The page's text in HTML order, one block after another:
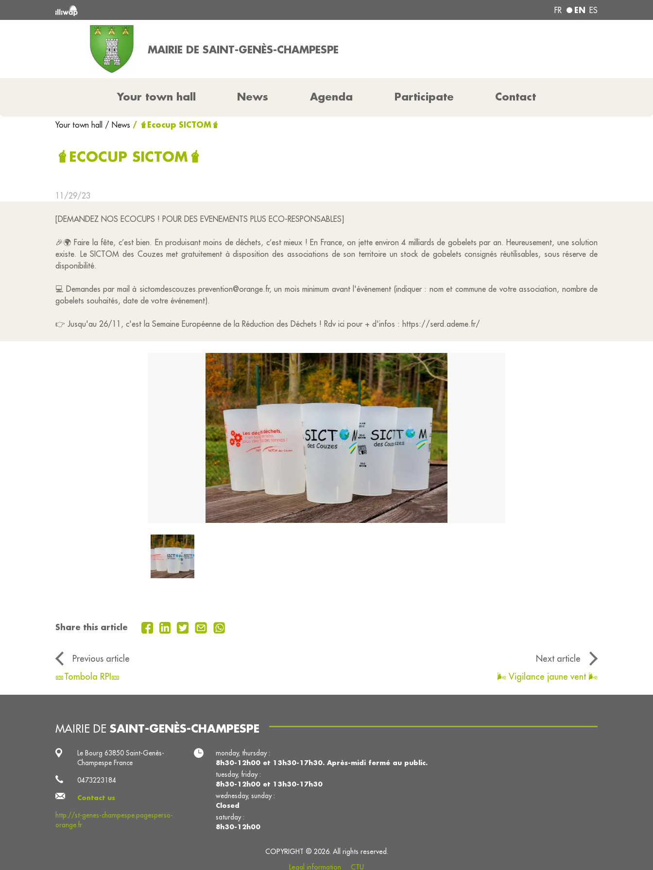
FR EN ES
MAIRIE DE SAINT-GENÈS-CHAMPESPE
Your town hall News Agenda Participate Contact
Your town hall / News / 🧋Ecocup SICTOM🧋
🧋ECOCUP SICTOM🧋
11/29/23
[DEMANDEZ NOS ECOCUPS ! POUR DES EVENEMENTS PLUS ECO-RESPONSABLES]
🎉🌍 Faire la fête, c’est bien. En produisant moins de déchets, c’est mieux ! En France, on jette environ 4 milliards de gobelets par an. Heureusement, une solution
existe. Le SICTOM des Couzes met gratuitement à disposition des associations de son territoire un stock de gobelets consignés réutilisables, sous réserve de
disponibilité.
💻 Demandes par mail à sictomdescouzes.prevention@orange.fr, un mois minimum avant l'événement (indiquer : nom et commune de votre association, nombre de
gobelets souhaités, date de votre événement).
👉 Jusqu'au 26/11, c'est la Semaine Européenne de la Réduction des Déchets ! Rdv ici pour + d'infos : https://serd.ademe.fr/
Share this article
Previous article
Next article
🎫Tombola RPI🎫
🌬 Vigilance jaune vent 🌬
MAIRIE DE SAINT-GENÈS-CHAMPESPE
Le Bourg 63850 Saint-Genès-
Champespe France
0473223184
Contact us
http://st-genes-champespe.pagesperso-
orange.fr
monday, thursday :
8h30-12h00 et 13h30-17h30. Après-midi fermé au public.
tuesday, friday :
8h30-12h00 et 13h30-17h30
wednesday, sunday :
Closed
saturday :
8h30-12h00
COPYRIGHT © 2026. All rights reserved.
Legal information
CTU